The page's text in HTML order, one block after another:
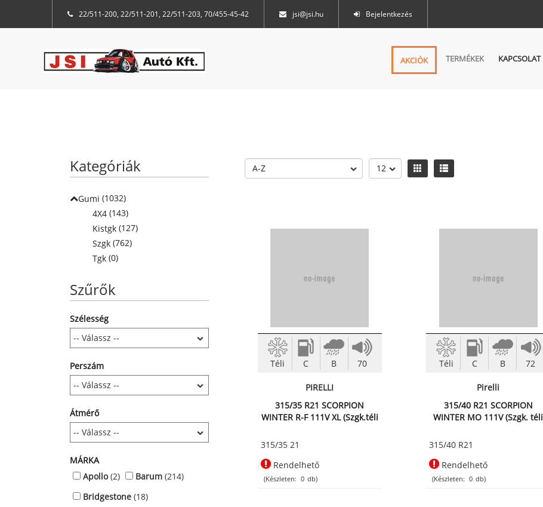
22/511-200, 22/511-201, 22/511-203, 70/455-45-42 jsi@jsi.hu Bejelentkezés
AKCIÓK TERMÉKEK KAPCSOLAT
Kategóriák
Gumi (1032)
4X4 (143)
Kistgk (127)
Szgk (762)
Tgk (0)
Szűrők
Szélesség
Perszám
Átmérő
MÁRKA
Apollo(2) Barum (214)
Bridgestone (18)
Téli C B 70
PIRELLI
315/35 R21 SCORPION
WINTER R-F 111V XL (Szgk.téli
315/35 21
Rendelhető
(Készleten: 0 db)
Téli C B 72
Pirelli
315/40 R21 SCORPION
WINTER MO 111V (Szgk. téli
315/40 R21
Rendelhető
(Készleten: 0 db)